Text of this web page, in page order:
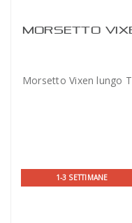
MORSETTO
Morsetto Vixen lungo
1-3 SETTIMANE